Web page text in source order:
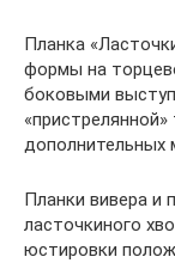
Планка
формы на
боковыми
дополнительных
Планки вивера и
ласточкиного
юстировки